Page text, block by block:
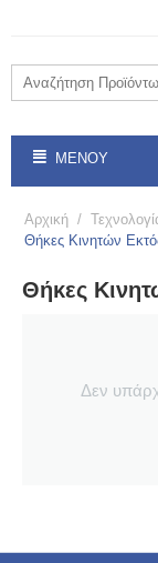
ΜΕΝΟΎ
Αρχική /
Θήκες Κινητών
Θήκες
Δεν